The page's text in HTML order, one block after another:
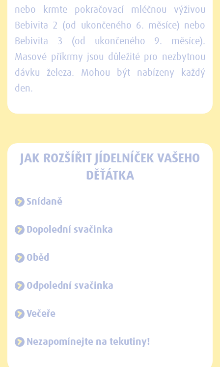
nebo krmte pokračovací mléčnou výživou
Bebivita 2 (od ukončeného 6. měsíce) nebo
Bebivita 3 (od ukončeného 9. měsíce).
Masové příkrmy jsou důležité pro nezbytnou
dávku železa. Mohou být nabízeny každý
den.
JAK ROZŠÍŘIT JÍDELNÍČEK VAŠEHO
DĚŤÁTKA
Snídaně
Dopolední svačinka
Oběd
Odpolední svačinka
Večeře
Nezapomínejte na tekutiny!